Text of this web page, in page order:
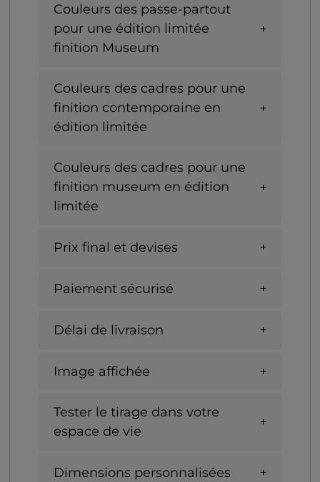
Couleurs des passe-partout
pour une édition limitée
finition Museum
Couleurs des cadres pour une
finition contemporaine en
édition limitée
Couleurs des cadres pour une
finition museum en édition
limitée
Prix final et devises
Paiement sécurisé
Délai de livraison
Image affichée
Tester le tirage dans votre
espace de vie
Dimensions personnalisées